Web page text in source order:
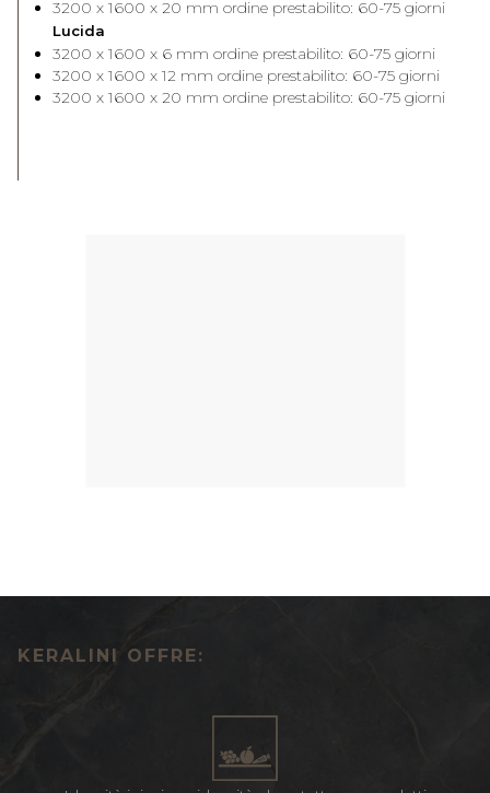
3200 x 1600 x 20 mm ordine prestabilito: 60-75 giorni
Lucida
3200 x 1600 x 6 mm ordine prestabilito: 60-75 giorni
3200 x 1600 x 12 mm ordine prestabilito: 60-75 giorni
3200 x 1600 x 20 mm ordine prestabilito: 60-75 giorni
KERALINI OFFRE: